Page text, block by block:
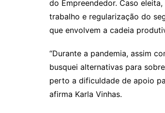
do Empreendedor. Caso
trabalho e regularização do
que envolvem a cadeia
“Durante a pandemia, assim
busquei alternativas para
perto a dificuldade de apoio
afirma Karla Vinhas.